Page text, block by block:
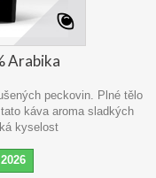
Arabika
peckovin. Plné tělo
káva aroma sladkých
kyselost